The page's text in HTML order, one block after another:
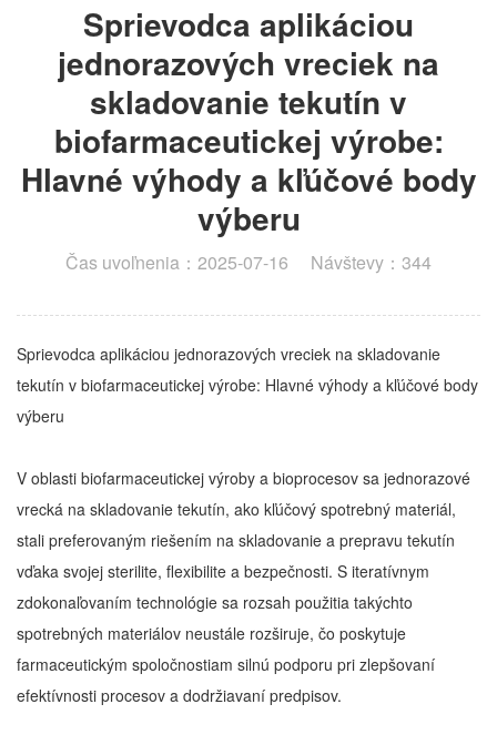
TEKUTÍN V BIOFARMACEUTICKEJ VÝROBE: HLAVNÉ VÝHODY
A KĽÚČOVÉ BODY VÝBERU
Sprievodca aplikáciou
jednorazových vreciek na
skladovanie tekutín v
biofarmaceutickej výrobe:
Hlavné výhody a kľúčové body
výberu
Čas uvoľnenia：2025-07-16 Návštevy：344
Sprievodca aplikáciou jednorazových vreciek na skladovanie
tekutín v biofarmaceutickej výrobe: Hlavné výhody a kľúčové body
výberu
V oblasti biofarmaceutickej výroby a bioprocesov sa jednorazové
vrecká na skladovanie tekutín, ako kľúčový spotrebný materiál,
stali preferovaným riešením na skladovanie a prepravu tekutín
vďaka svojej sterilite, flexibilite a bezpečnosti. S iteratívnym
zdokonaľovaním technológie sa rozsah použitia takýchto
spotrebných materiálov neustále rozširuje, čo poskytuje
farmaceutickým spoločnostiam silnú podporu pri zlepšovaní
efektívnosti procesov a dodržiavaní predpisov.